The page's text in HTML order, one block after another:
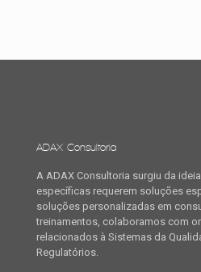
ADAX Consultoria
A ADAX Consultoria surgiu da
específicas requerem soluções
soluções personalizadas em
treinamentos, colaboramos com
relacionados à Sistemas da
Regulatórios.